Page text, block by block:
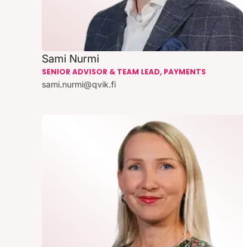
Sami Nurmi
SENIOR ADVISOR & TEAM LEAD, PAYMENTS
sami.nurmi@qvik.fi